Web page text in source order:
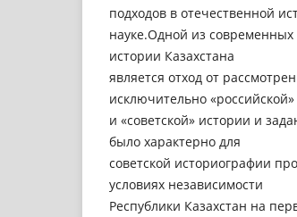
подходов в отечественной
науке.Одной из современных
истории Казахстана
является отход от
исключительно «российской»
и «советской» истории и
было характерно для
советской историографии
условиях независимости
Республики Казахстан на